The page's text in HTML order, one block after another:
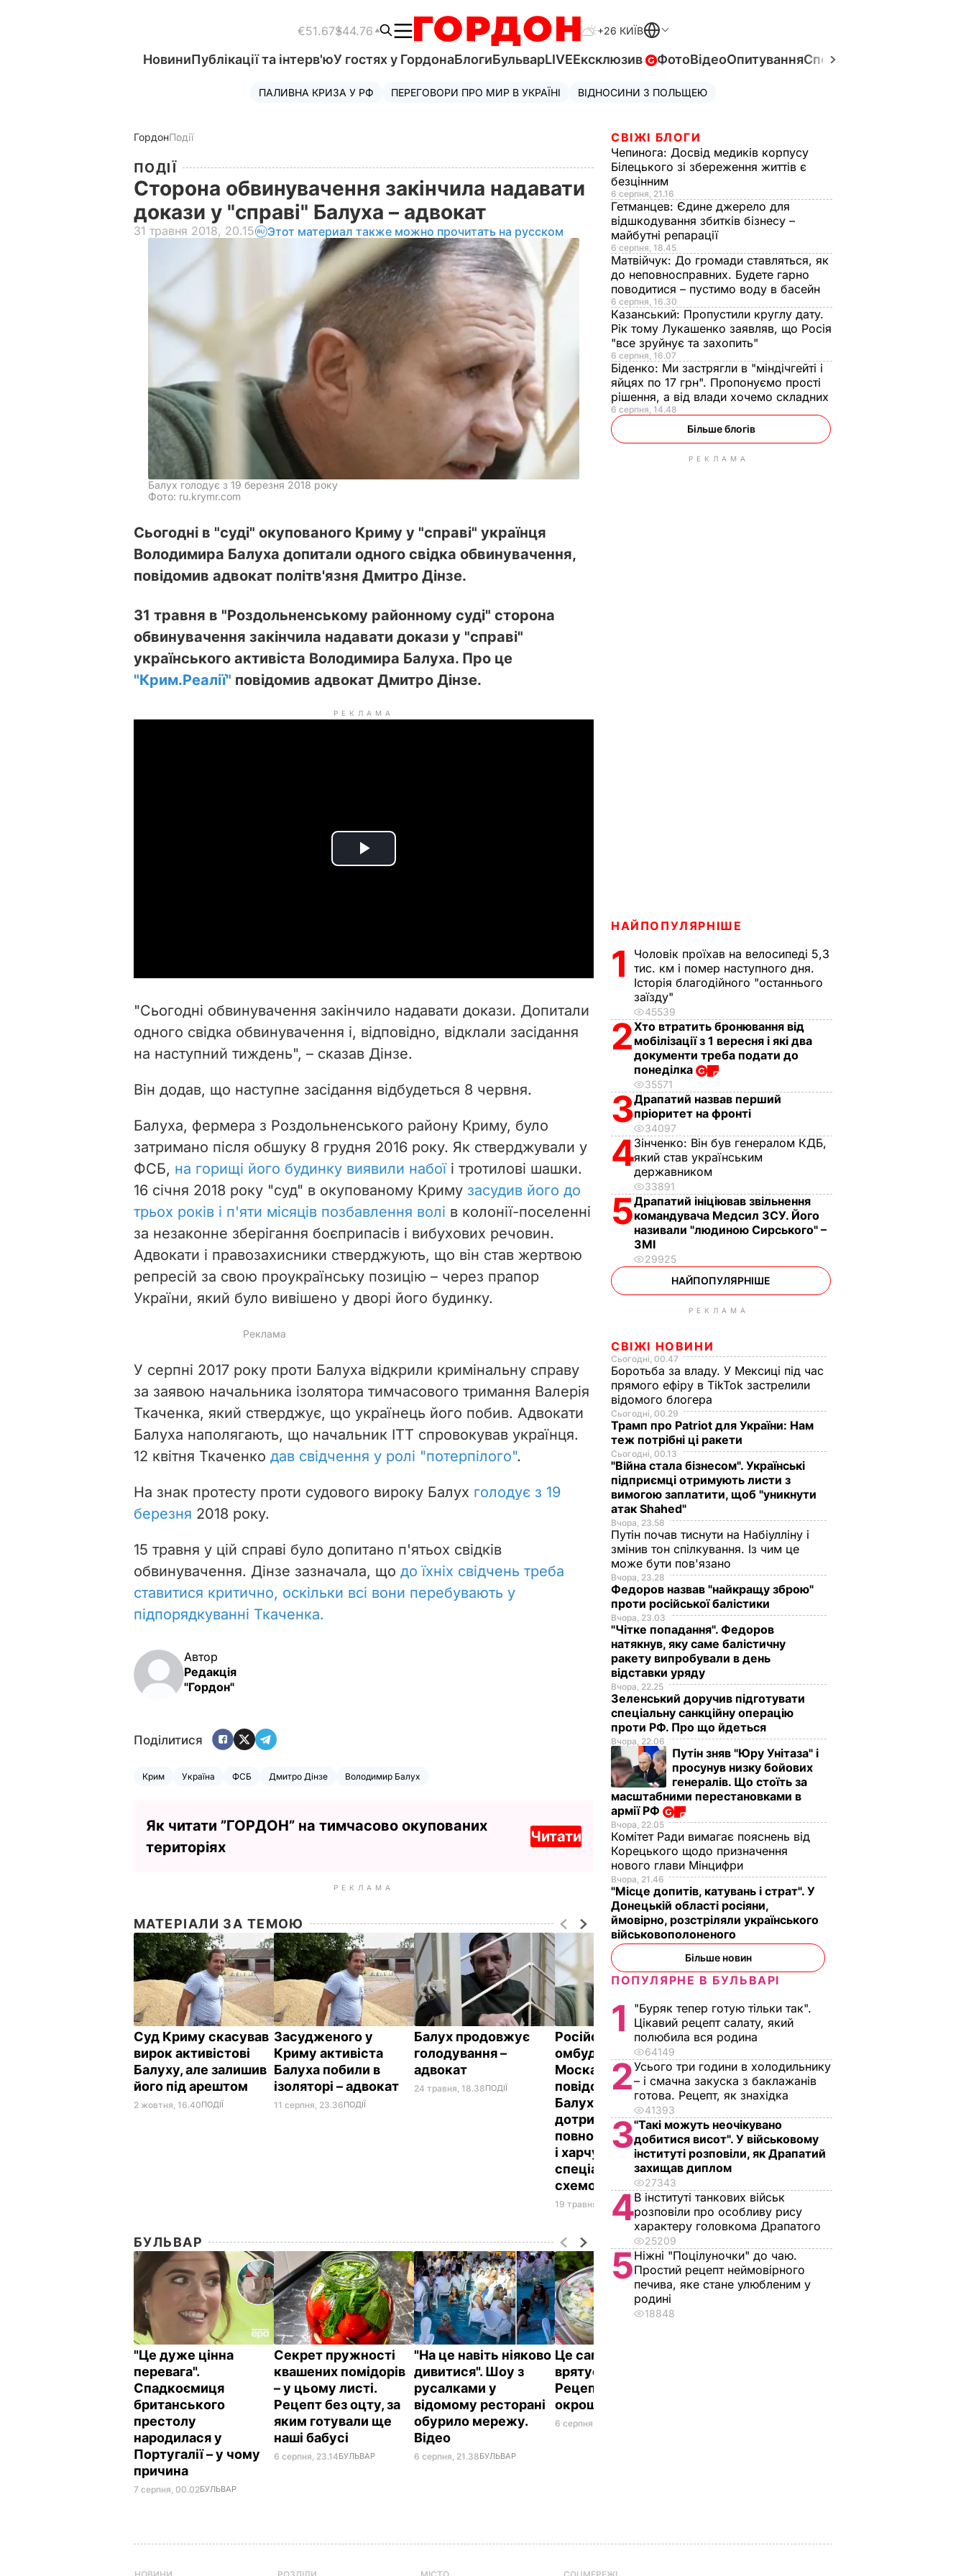
€51.67$44.76 +26 КИЇВ
НовиниПублікації та інтерв'юУ гостях у ГордонаБлогиБульварLIVEЕксклюзив ФотоВідеоОпитуванняСпецпроєкти
ПАЛИВНА КРИЗА У РФ ПЕРЕГОВОРИ ПРО МИР В УКРАЇНІ ВІДНОСИНИ З ПОЛЬЩЕЮ
ГордонПодії
ПОДІЇ
Сторона обвинувачення закінчила надавати
докази у "справі" Балуха – адвокат
31 травня 2018, 20.15 Этот материал также можно прочитать на русском
Балух голодує з 19 березня 2018 року
Фото: ru.krymr.com
Сьогодні в "суді" окупованого Криму у "справі" українця
Володимира Балуха допитали одного свідка обвинувачення,
повідомив адвокат політв'язня Дмитро Дінзе.
31 травня в "Роздольненському районному суді" сторона
обвинувачення закінчила надавати докази у "справі"
українського активіста Володимира Балуха. Про це
"Крим.Реалії" повідомив адвокат Дмитро Дінзе.
РЕКЛАМА
P
i
d
e
o
"Сьогодні обвинувачення закінчило надавати докази. Допитали
одного свідка обвинувачення і, відповідно, відклали засідання
на наступний тиждень", – сказав Дінзе.
Він додав, що наступне засідання відбудеться 8 червня.
Балуха, фермера з Роздольненського району Криму, було
затримано після обшуку 8 грудня 2016 року. Як стверджували у
ФСБ, на горищі його будинку виявили набоїі тротилові шашки.
16 січня 2018 року "суд" в окупованому Криму засудив його до
трьох років і п'яти місяців позбавлення волі в колонії-поселенні
за незаконне зберігання боєприпасів і вибухових речовин.
Адвокати і правозахисники стверджують, що він став жертвою
репресій за свою проукраїнську позицію – через прапор
України, який було вивішено у дворі його будинку.
У серпні 2017 року проти Балуха відкрили кримінальну справу
за заявою начальника ізолятора тимчасового тримання Валерія
Ткаченка, який стверджує, що українець його побив. Адвокати
Балуха наполягають, що начальник ІТТ спровокував українця.
12 квітня Ткаченко дав свідчення у ролі "потерпілого".
На знак протесту проти судового вироку Балух голодує з 19
березня 2018 року.
15 травня у цій справі було допитано п'ятьох свідків
обвинувачення. Дінзе зазначала, що до їхніх свідчень треба
ставитися критично, оскільки всі вони перебувають у
підпорядкуванні Ткаченка.
Автор
Редакція
"Гордон"
Поділитися
Крим Україна ФСБ Дмитро Дінзе Володимир Балух
Як читати ”ГОРДОН” на тимчасово окупованих
територіях
Читати
РЕКЛАМА
МАТЕРІАЛИ ЗА ТЕМОЮ
Суд Криму скасував
вирок активістові
Балуху, але залишив
його під арештом
2 жовтня, 16.40ПОДІЇ
Засудженого у
Криму активіста
Балуха побили в
ізоляторі – адвокат
11 серпня, 23.36ПОДІЇ
Балух продовжує
голодування –
адвокат
24 травня, 18.38ПОДІЇ
Російський
омбудсмен
Москалькова
повідомила, що
Балух не
дотримується
повного голодування
і харчується "за
спеціальною
схемою"
19 травня, 04.11ПОДІЇ
Архієпископ
сильно втратив вагу.
Кисті рук стали
темно-синіми. Але
кваліфікованої
медичної допомоги
йому ніхто не надає
БУЛЬВАР
"Це дуже цінна
перевага".
Спадкоємиця
британського
престолу
народилася у
Португалії – у чому
причина
7 серпня, 00.02БУЛЬВАР
Секрет пружності
квашених помідорів
– у цьому листі.
Рецепт без оцту, за
яким готували ще
наші бабусі
6 серпня, 23.14БУЛЬВАР
"На це навіть ніяково
дивитися". Шоу з
русалками у
відомому ресторані
обурило мережу.
Відео
6 серпня, 21.38БУЛЬВАР
Це саме те, що
врятує у спеку.
Рецепт смачнючої
окрошки
6 серпня, 18.21
СВІЖІ БЛОГИ
Чепинога: Досвід медиків корпусу
Білецького зі збереження життів є
безцінним
6 серпня, 21.16
Гетманцев: Єдине джерело для
відшкодування збитків бізнесу –
майбутні репарації
6 серпня, 18.45
Матвійчук: До громади ставляться, як
до неповносправних. Будете гарно
поводитися – пустимо воду в басейн
6 серпня, 16.30
Казанський: Пропустили круглу дату.
Рік тому Лукашенко заявляв, що Росія
"все зруйнує та захопить"
6 серпня, 16.07
Біденко: Ми застрягли в "міндічгейті і
яйцях по 17 грн". Пропонуємо прості
рішення, а від влади хочемо складних
6 серпня, 14.48
Більше блогів
РЕКЛАМА
НАЙПОПУЛЯРНІШЕ
1
Чоловік проїхав на велосипеді 5,3
тис. км і помер наступного дня.
Історія благодійного "останнього
заїзду"
45539
2Хто втратить бронювання від
мобілізації з 1 вересня і які два
документи треба подати до
понеділка
35571
3Драпатий назвав перший
пріоритет на фронті
34097
4Зінченко: Він був генералом КДБ,
який став українським
державником
33891
5Драпатий ініціював звільнення
командувача Медсил ЗСУ. Його
називали "людиною Сирського" –
ЗМІ
29925
НАЙПОПУЛЯРНІШЕ
РЕКЛАМА
СВІЖІ НОВИНИ
Сьогодні, 00.47
Боротьба за владу. У Мексиці під час
прямого ефіру в TikTok застрелили
відомого блогера
Сьогодні, 00.29
Трамп про Patriot для України: Нам
теж потрібні ці ракети
Сьогодні, 00.13
"Війна стала бізнесом". Українські
підприємці отримують листи з
вимогою заплатити, щоб "уникнути
атак Shahed"
Вчора, 23.58
Путін почав тиснути на Набіулліну і
змінив тон спілкування. Із чим це
може бути пов'язано
Вчора, 23.28
Федоров назвав "найкращу зброю"
проти російської балістики
Вчора, 23.03
"Чітке попадання". Федоров
натякнув, яку саме балістичну
ракету випробували в день
відставки уряду
Вчора, 22.25
Зеленський доручив підготувати
спеціальну санкційну операцію
проти РФ. Про що йдеться
Вчора, 22.06
Путін зняв "Юру Унітаза" і
просунув низку бойових
генералів. Що стоїть за
масштабними перестановками в
армії РФ
Вчора, 22.05
Комітет Ради вимагає пояснень від
Корецького щодо призначення
нового глави Мінцифри
Вчора, 21.46
"Місце допитів, катувань і страт". У
Донецькій області росіяни,
ймовірно, розстріляли українського
військовополоненого
Більше новин
ПОПУЛЯРНЕ В БУЛЬВАРІ
1
"Буряк тепер готую тільки так".
Цікавий рецепт салату, який
полюбила вся родина
64149
2Усього три години в холодильнику
– і смачна закуска з баклажанів
готова. Рецепт, як знахідка
41393
3"Такі можуть неочікувано
добитися висот". У військовому
інституті розповіли, як Драпатий
захищав диплом
27343
4В інституті танкових військ
розповіли про особливу рису
характеру головкома Драпатого
25209
5Ніжні "Поцілуночки" до чаю.
Простий рецепт неймовірного
печива, яке стане улюбленим у
родині
18848